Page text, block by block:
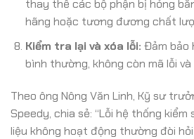
thay thế các bộ phận bị hỏng
hãng hoặc tương đương chất
Kiểm tra lại và xóa lỗi: Đảm bảo
bình thường, không còn mã lỗi
Theo ông Nông Văn Linh, Kỹ sư
Speedy, chia sẻ: “Lỗi hệ thống
liệu không hoạt động thường đòi